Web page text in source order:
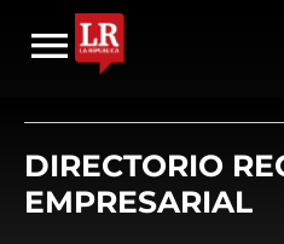
DIRECTORIO
EMPRESARIAL